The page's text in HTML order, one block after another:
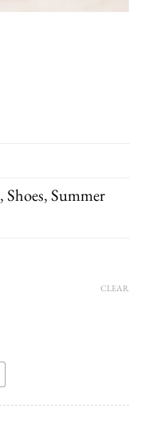
,Shoes,Summer
CLEAR